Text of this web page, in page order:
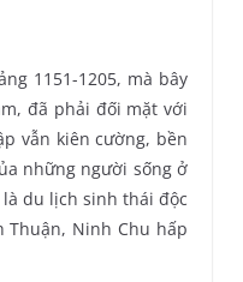
1151-1205, mà bây
đã phải đối mặt với
vẫn kiên cường, bền
những người sống ở
du lịch sinh thái độc
Ninh Chu hấp